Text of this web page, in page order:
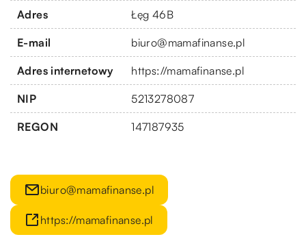
Adres Łęg 46B
E-mail biuro@mamafinanse.pl
Adres internetowy https://mamafinanse.pl
NIP 5213278087
REGON 147187935
biuro@mamafinanse.pl
https://mamafinanse.pl